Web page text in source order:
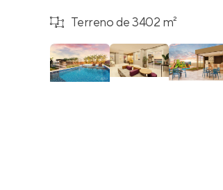
Terreno de 3402 m²